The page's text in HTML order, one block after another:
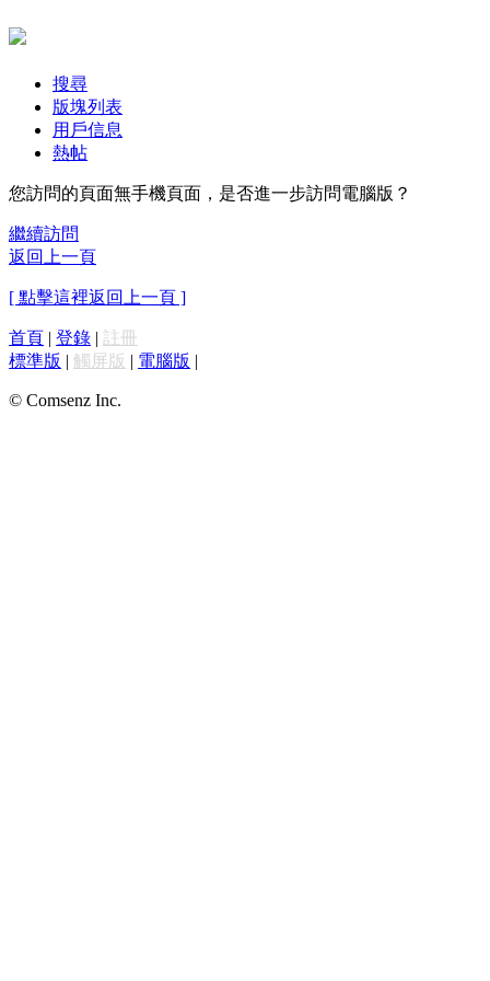
搜尋
版塊列表
用戶信息
熱帖
您訪問的頁面無手機頁面，是否進一步訪問電腦版？
繼續訪問
返回上一頁
[ 點擊這裡返回上一頁 ]
首頁 | 登錄 | 註冊
標準版 | 觸屏版 | 電腦版 |
© Comsenz Inc.